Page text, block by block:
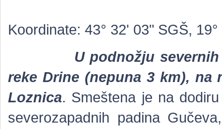
Koordinate: 43° 32' 03" SGŠ,
U podnožju
reke Drine (nepuna 3 km),
Loznica. Smeštena je na
severozapadnih padina